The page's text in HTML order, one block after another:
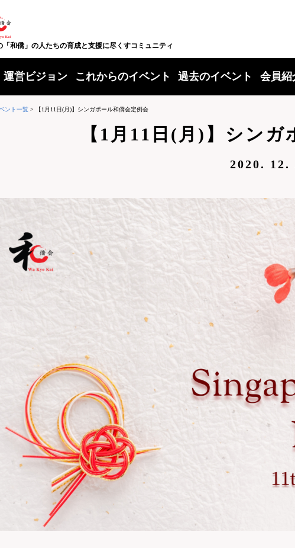
「和僑」の人たちの育成と支援に尽くすコミュニティ
運営ビジョン これからのイベント 過去のイベント 会員紹
ント一覧 > 【1月11日(月)】シンガポール和僑会定例会
【1月11日(月)】シン
2020. 12.